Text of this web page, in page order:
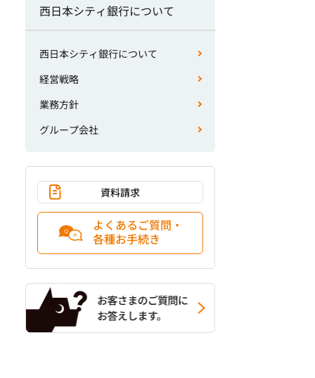
西日本シティ銀行について
西日本シティ銀行について
経営戦略
業務方針
グループ会社
資料請求
よくあるご質問・
各種お手続き